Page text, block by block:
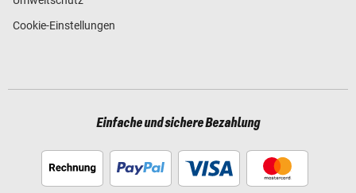
Cookie-Einstellungen
Einfache und sichere Bezahlung